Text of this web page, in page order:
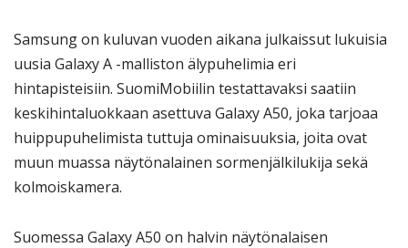
Samsung on kuluvan vuoden aikana julkaissut lukuisia
uusia Galaxy A -malliston älypuhelimia eri
hintapisteisiin. SuomiMobiilin testattavaksi saatiin
keskihintaluokkaan asettuva Galaxy A50, joka tarjoaa
huippupuhelimista tuttuja ominaisuuksia, joita ovat
muun muassa näytönalainen sormenjälkilukija sekä
kolmoiskamera.
Suomessa Galaxy A50 on halvin näytönalaisen